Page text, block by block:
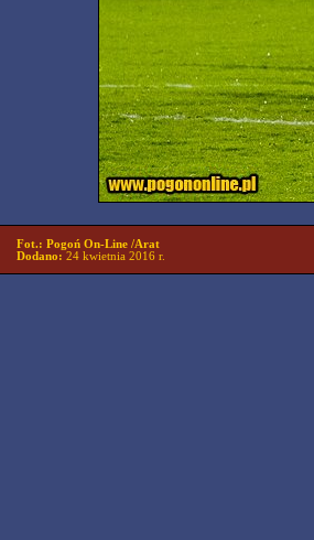
Fot.: Pogoń On-Line /Arat
Dodano: 24 kwietnia 2016 r.